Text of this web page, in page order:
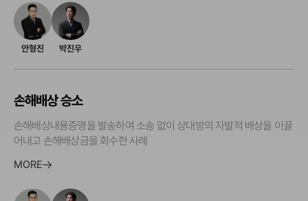
안형진 박진우
손해배상 승소
손해배상내용증명을 발송하여 소송 없이 상대방의 자발적 배상을 이끌
어내고 손해배상금을 회수한 사례
MORE